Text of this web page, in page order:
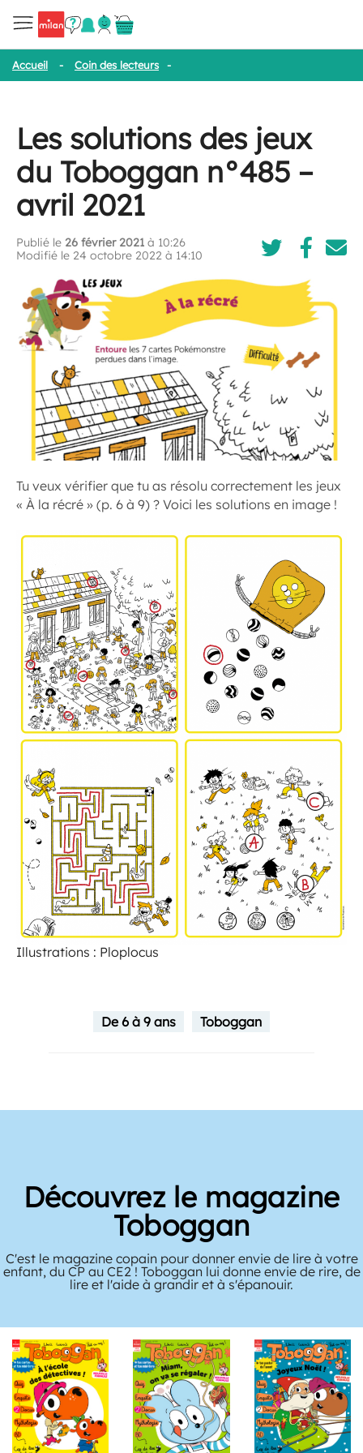
Accueil - Coin des lecteurs -
Les solutions des jeux
du Toboggan n°485 –
avril 2021
Publié le 26 février 2021 à 10:26
Modifié le 24 octobre 2022 à 14:10
Tu veux vérifier que tu as résolu correctement les jeux
« À la récré » (p. 6 à 9) ? Voici les solutions en image !
Illustrations : Ploplocus
De 6 à 9 ans Toboggan
Découvrez le magazine
Toboggan
C'est le magazine copain pour donner envie de lire à votre
enfant, du CP au CE2 ! Toboggan lui donne envie de rire, de
lire et l'aide à grandir et à s'épanouir.